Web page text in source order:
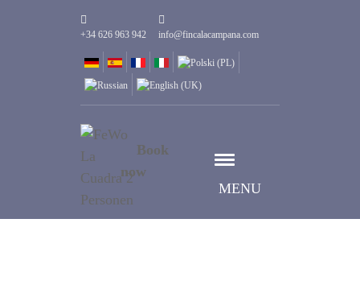
+34 626 963 942 info@fincalacampana.com
MENU
Book
now